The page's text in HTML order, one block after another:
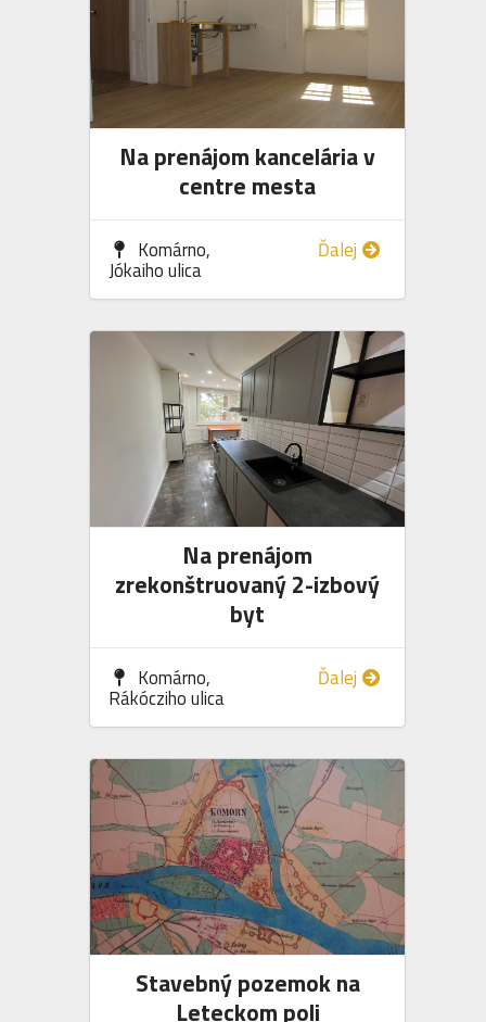
Na prenájom kancelária v
centre mesta
Ďalej
Komárno,
Jókaiho ulica
Na prenájom
zrekonštruovaný 2-izbový
byt
Ďalej
Komárno,
Rákócziho ulica
Stavebný pozemok na
Leteckom poli